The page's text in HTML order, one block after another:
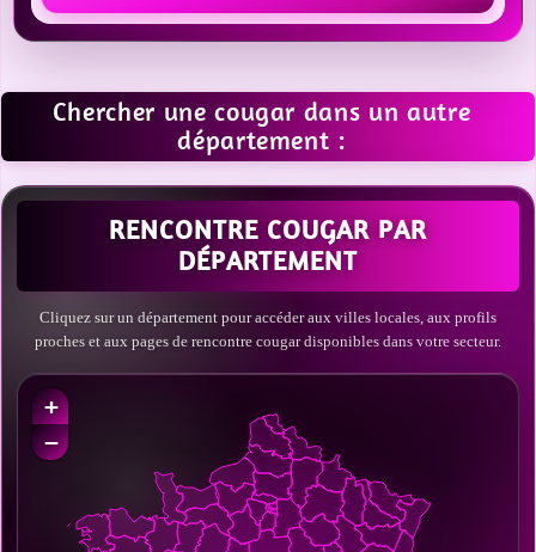
Chercher une cougar dans un autre
département :
RENCONTRE COUGAR PAR
DÉPARTEMENT
Cliquez sur un département pour accéder aux villes locales, aux profils
proches et aux pages de rencontre cougar disponibles dans votre secteur.
+
−